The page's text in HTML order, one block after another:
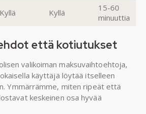
Kyllä Kyllä
15-60
minuuttia
että kotiutukset
valikoiman maksuvaihtoehtoja,
käyttäjä löytää itselleen
Ymmärrämme, miten ripeät että
keskeinen osa hyvää